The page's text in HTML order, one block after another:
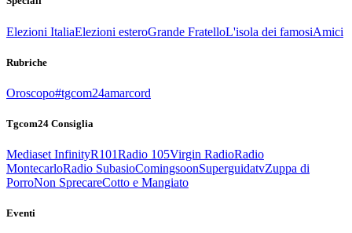
Elezioni ItaliaElezioni esteroGrande FratelloL'isola dei famosiAmici
Rubriche
Oroscopo#tgcom24amarcord
Tgcom24 Consiglia
Mediaset InfinityR101Radio 105Virgin RadioRadio
MontecarloRadio SubasioComingsoonSuperguidatvZuppa di
PorroNon SprecareCotto e Mangiato
Eventi